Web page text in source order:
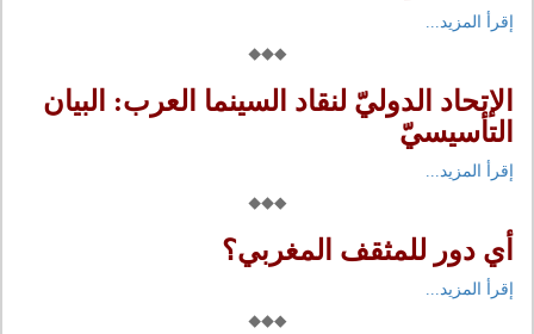
إقرأ المزيد...
الإتحاد الدوليّ لنقاد السينما العرب: البيان
التأسيسيّ
إقرأ المزيد...
أي دور للمثقف المغربي؟
إقرأ المزيد...